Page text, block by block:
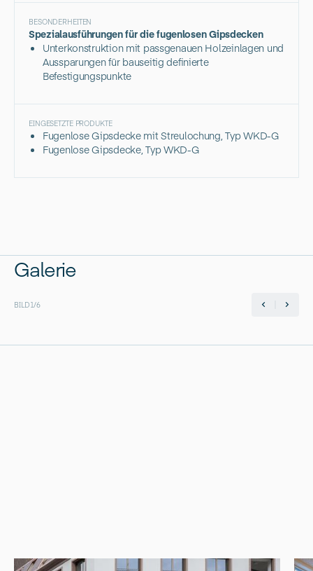
BESONDERHEITEN
Spezialausführungen für die fugenlosen Gipsdecken
Unterkonstruktion mit passgenauen Holzeinlagen und
Aussparungen für bauseitig definierte
Befestigungspunkte
EINGESETZTE PRODUKTE
Fugenlose Gipsdecke mit Streulochung, Typ WKD-G
Fugenlose Gipsdecke, Typ WKD-G
Galerie
BILD1/6